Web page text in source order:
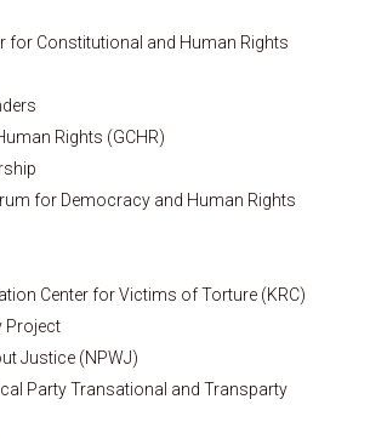
for Constitutional and Human Rights
Rights (GCHR)
for Democracy and Human Rights
Center for Victims of Torture (KRC)
Project
Justice (NPWJ)
Party Transational and Transparty